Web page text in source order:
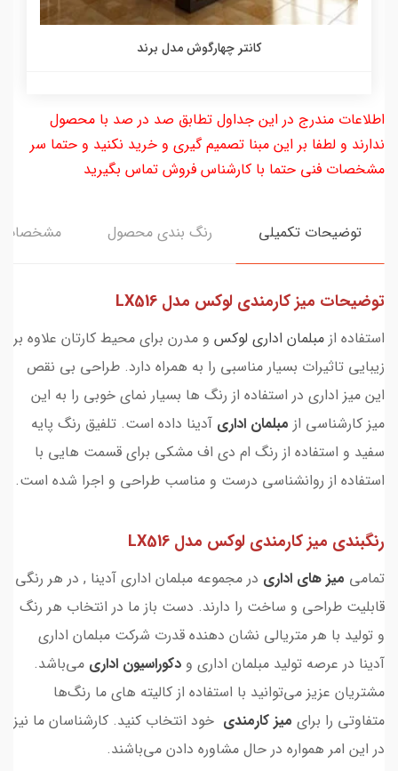
کانتر چهارگوش مدل برند
اطلاعات مندرج در این جداول تطابق صد در صد با محصول
ندارند و لطفا بر این مبنا تصمیم گیری و خرید نکنید و حتما سر
مشخصات فنی حتما با کارشناس فروش تماس بگیرید
توضیحات تکمیلی رنگ بندی محصول مشخصات
توضیحات میز کارمندی لوکس مدل LX516
استفاده از مبلمان اداری لوکس و مدرن برای محیط کارتان علاوه بر
زیبایی تاثیرات بسیار مناسبی را به همراه دارد. طراحی بی نقص
این میز اداری در استفاده از رنگ ها بسیار نمای خوبی را به این
میز کارشناسی از مبلمان اداری آدینا داده است. تلفیق رنگ پایه
سفید و استفاده از رنگ ام دی اف مشکی برای قسمت هایی با
استفاده از روانشناسی درست و مناسب طراحی و اجرا شده است.
رنگبندی میز کارمندی لوکس مدل LX516
تمامی میز های اداری در مجموعه مبلمان اداری آدینا , در هر رنگی
قابلیت طراحی و ساخت را دارند. دست باز ما در انتخاب هر رنگ
و تولید با هر متریالی نشان دهنده قدرت شرکت مبلمان اداری
آدینا در عرصه تولید مبلمان اداری و دکوراسیون اداری می‌باشد.
مشتریان عزیز می‌توانید با استفاده از کالیته های ما رنگ‌ها
متفاوتی را برای میز کارمندی خود انتخاب کنید. کارشناسان ما نیز
در این امر همواره در حال مشاوره دادن می‌باشند.